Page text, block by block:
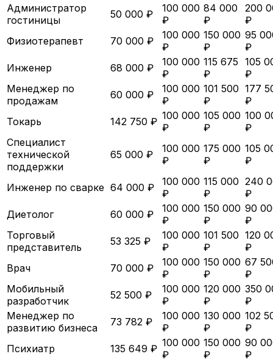
Администратор
гостиницы
50 000 ₽
100 000
₽
84 000
₽
200
₽
Физиотерапевт
70 000 ₽
100 000
₽
150 000
₽
95
₽
Инженер
68 000 ₽
100 000
₽
115 675
₽
105
₽
Менеджер по
продажам
60 000 ₽
100 000
₽
101 500
₽
177
₽
Токарь
142 750 ₽ 100 000
₽
105 000
₽
100
₽
Специалист
технической
поддержки
65 000 ₽
100 000
₽
175 000
₽
105
₽
Инженер по сварке 64 000 ₽
100 000
₽
115 000
₽
240
₽
Диетолог
60 000 ₽
100 000
₽
150 000
₽
90
₽
Торговый
представитель
53 325 ₽
100 000
₽
101 500
₽
120
₽
Врач
70 000 ₽
100 000
₽
150 000
₽
67
₽
Мобильный
разработчик
52 500 ₽
100 000
₽
120 000
₽
350
₽
Менеджер по
развитию бизнеса
73 782 ₽
100 000
₽
130 000
₽
102
₽
Психиатр
135 649 ₽ 100 000
₽
150 000
₽
90
₽